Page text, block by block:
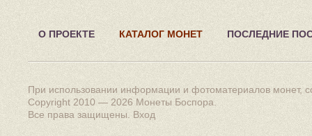
О ПРОЕКТЕ КАТАЛОГ МОНЕТ ПОСЛЕДНИЕ
При использовании информации и фотоматериалов монет,
Copyright 2010 — 2026 Монеты Боспора
Все права защищены. Вход